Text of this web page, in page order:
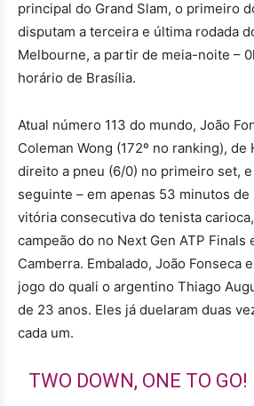
principal do Grand Slam, o primeiro
disputam a terceira e última rodada
Melbourne, a partir de meia-noite –
horário de Brasília.
Atual número 113 do mundo, João
Coleman Wong (172º no ranking), de
direito a pneu (6/0) no primeiro set,
seguinte – em apenas 53 minutos de
vitória consecutiva do tenista
campeão do no Next Gen ATP Finals
Camberra. Embalado, João Fonseca
jogo do quali o argentino Thiago
de 23 anos. Eles já duelaram duas
cada um.
TWO DOWN, ONE TO GO!